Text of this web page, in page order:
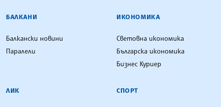
БАЛКАНИ
Балкански новини
Паралели
ИКОНОМИКА
Световна икономика
Българска икономика
Бизнес Куриер
ЛИК СПОРТ